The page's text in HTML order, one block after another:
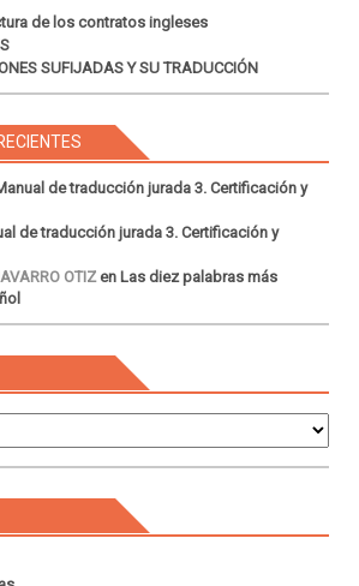
de los contratos ingleses
SUFIJADAS Y SU TRADUCCIÓN
de traducción jurada 3. Certificación y
de traducción jurada 3. Certificación y
OTIZ en Las diez palabras más